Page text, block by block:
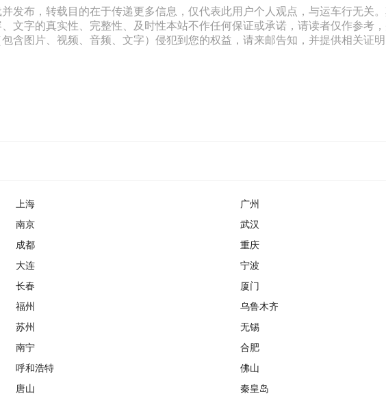
发布，转载目的在于传递更多信息，仅代表此用户个人观点，与运车行无关
文字的真实性、完整性、及时性本站不作任何保证或承诺，请读者仅作参考
含图片、视频、音频、文字）侵犯到您的权益，请来邮告知，并提供相关证
上海 广州
南京 武汉
成都 重庆
大连 宁波
长春 厦门
福州 乌鲁木齐
苏州 无锡
南宁 合肥
呼和浩特 佛山
唐山 秦皇岛